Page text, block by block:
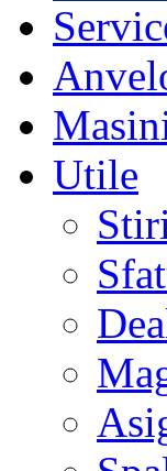
Utile